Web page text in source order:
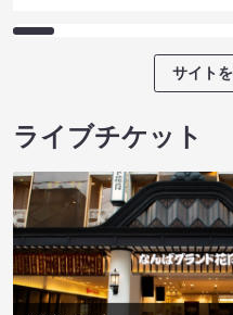
サイト
ライブチケット